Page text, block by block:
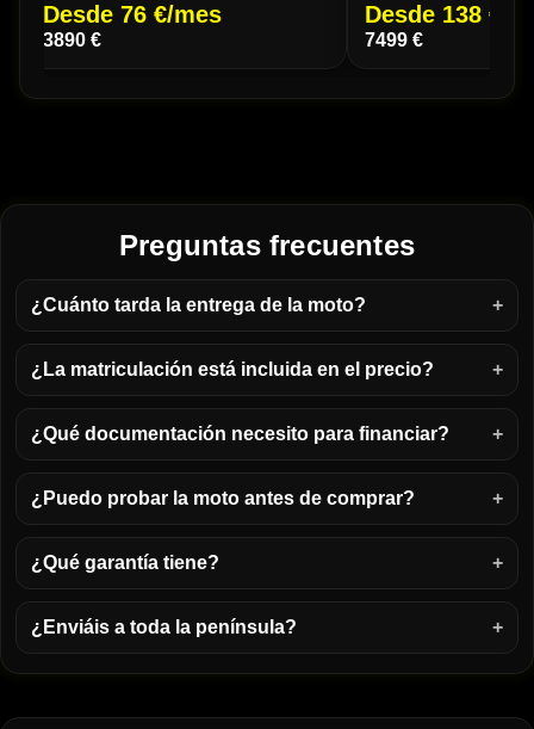
Desde 76 €/mes
3890 €
Desde 138 €/
7499 €
Preguntas frecuentes
¿Cuánto tarda la entrega de la moto?
¿La matriculación está incluida en el precio?
¿Qué documentación necesito para financiar?
¿Puedo probar la moto antes de comprar?
¿Qué garantía tiene?
¿Enviáis a toda la península?